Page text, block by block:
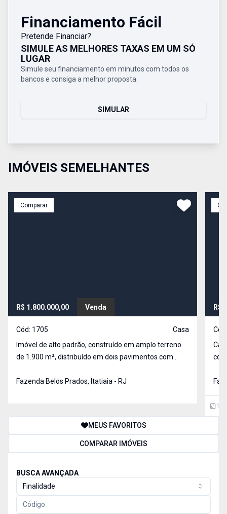
Financiamento Fácil
Pretende Financiar?
SIMULE AS MELHORES TAXAS EM UM SÓ
LUGAR
Simule seu financiamento em minutos com todos os
bancos e consiga a melhor proposta.
SIMULAR
IMÓVEIS SEMELHANTES
Comparar
R$ 1.800.000,00 Venda
Cód: 1705
Casa
Imóvel de alto padrão, construído em amplo terreno
de 1.900 m², distribuído em dois pavimentos com
1º pavimento, a residência conta com 2 quartos,
Fazenda Belos Prados, Itatiaia - RJ
R$
117
MEUS FAVORITOS
COMPARAR IMÓVEIS
BUSCA AVANÇADA
Finalidade